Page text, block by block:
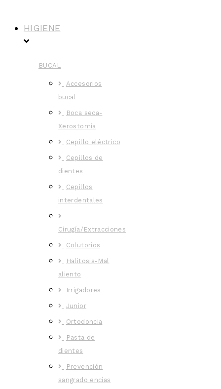
HIGIENE
BUCAL
Accesorios
bucal
Boca seca-
Xerostomía
Cepillo eléctrico
Cepillos de
dientes
Cepillos
interdentales
Cirugía/Extracciones
Colutorios
Halitosis-Mal
aliento
Irrigadores
Junior
Ortodoncia
Pasta de
dientes
Prevención
sangrado encías